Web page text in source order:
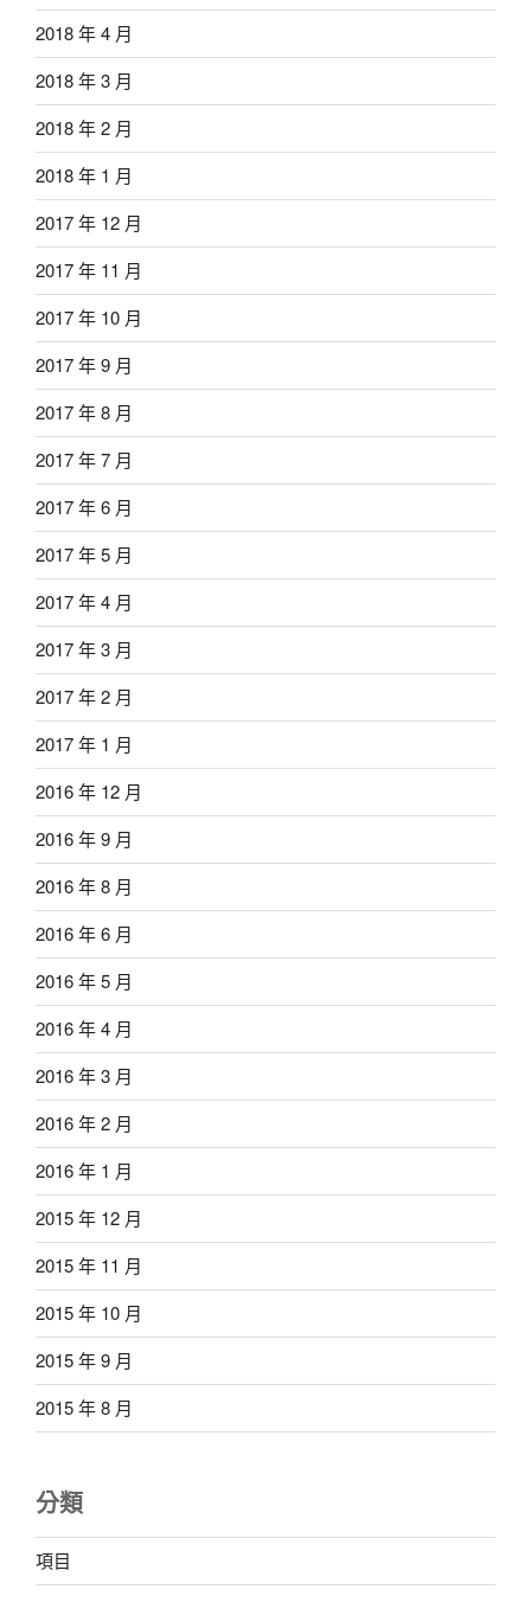
2018 年 4 月
2018 年 3 月
2018 年 2 月
2018 年 1 月
2017 年 12 月
2017 年 11 月
2017 年 10 月
2017 年 9 月
2017 年 8 月
2017 年 7 月
2017 年 6 月
2017 年 5 月
2017 年 4 月
2017 年 3 月
2017 年 2 月
2017 年 1 月
2016 年 12 月
2016 年 9 月
2016 年 8 月
2016 年 6 月
2016 年 5 月
2016 年 4 月
2016 年 3 月
2016 年 2 月
2016 年 1 月
2015 年 12 月
2015 年 11 月
2015 年 10 月
2015 年 9 月
2015 年 8 月
分類
項目